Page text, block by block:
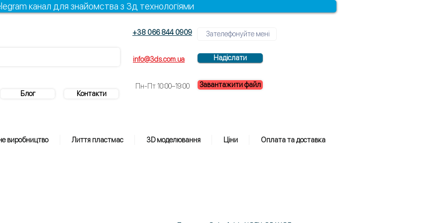
канал для знайомства з 3д технологіями
Блог Контакти
+38 066 844 0909
info@3ds.com.ua Надіслати
Пн-Пт 10:00–19:00 Завантажити файл
виробництво Лиття пластмас 3D моделювання Ціни Оплата та доставка